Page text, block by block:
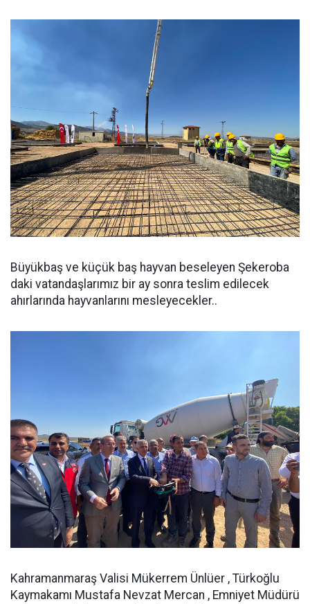
Büyükbaş ve küçük baş hayvan beseleyen Şekeroba
daki vatandaşlarımız bir ay sonra teslim edilecek
ahırlarında hayvanlarını mesleyecekler..
Kahramanmaraş Valisi Mükerrem Ünlüer , Türkoğlu
Kaymakamı Mustafa Nevzat Mercan , Emniyet Müdürü